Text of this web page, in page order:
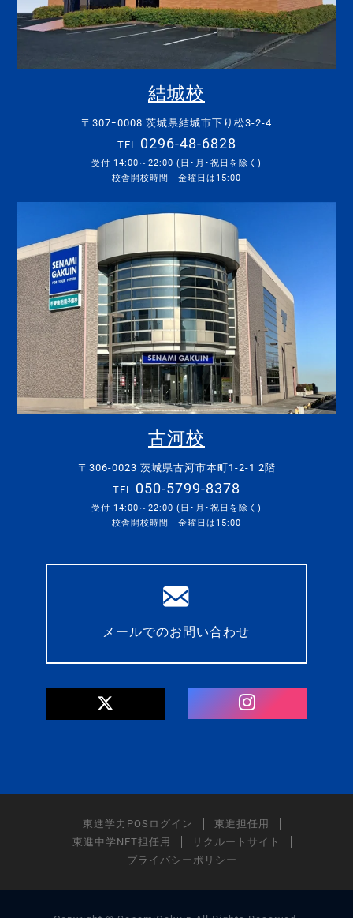
結城校
〒307ｰ0008 茨城県結城市下り松3-2-4
TEL 0296-48-6828
受付 14:00～22:00 (日･月･祝日を除く)
校舎開校時間 金曜日は15:00
古河校
〒306-0023 茨城県古河市本町1-2-1 2階
TEL 050-5799-8378
受付 14:00～22:00 (日･月･祝日を除く)
校舎開校時間 金曜日は15:00
メールでのお問い合わせ
東進学力POSログイン
東進担任用
東進中学NET担任用
リクルートサイト
プライバシーポリシー